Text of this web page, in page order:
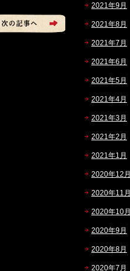
2021年9月
2021年8月
2021年7月
2021年6月
2021年5月
2021年4月
2021年3月
2021年2月
2021年1月
2020年12月
2020年11月
2020年10月
2020年9月
2020年8月
2020年7月